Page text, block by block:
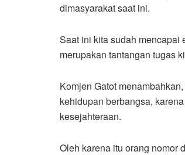
dimasyarakat saat ini.
Saat ini kita sudah mencapai
merupakan tantangan tugas
Komjen Gatot
kehidupan berbangsa,
kesejahteraan.
Oleh karena itu orang nomor